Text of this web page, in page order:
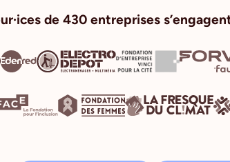
de 430 entreprises